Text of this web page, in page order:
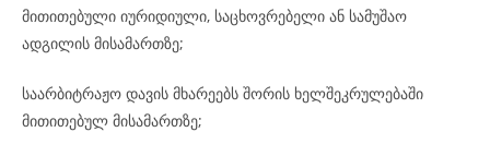
მითითებული იურიდიული, საცხოვრებელი ან სამუშაო
ადგილის მისამართზე;
საარბიტრაჟო დავის მხარეებს შორის ხელშეკრულებაში
მითითებულ მისამართზე;